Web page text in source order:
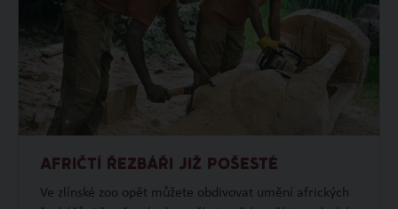
AFRIČTÍ ŘEZBÁŘI JIŽ POŠESTÉ
Ve zlínské zoo opět můžete obdivovat umění afrických